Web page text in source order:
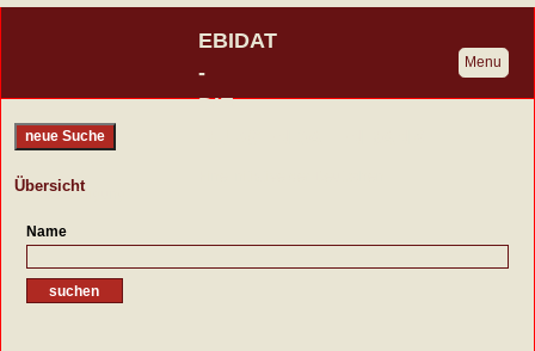
EBIDAT
-
DIE
Burgenvereinigung
Menu
neue Suche
Übersicht
Name